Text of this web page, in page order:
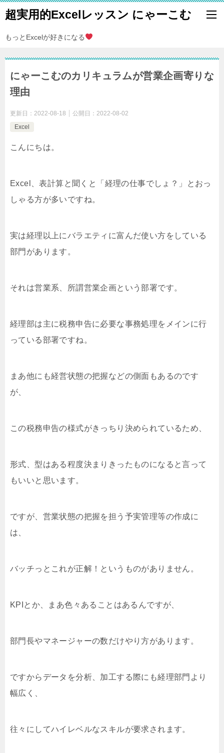
超実用的Excelレッスン にゃーこむ
もっとExcelが好きになる
にゃーこむのカリキュラムが営業企画寄りな
理由
更新日： 2022-08-18 公開日： 2022-08-02
Excel
こんにちは。
Excel、表計算と聞くと「経理の仕事でしょ？」とおっ
しゃる方が多いですね。
実は経理以上にバラエティに富んだ使い方をしている
部門があります。
それは営業系、所謂営業企画という部署です。
経理部は主に税務申告に必要な事務処理をメインに行
っている部署ですね。
まあ他にも経営状態の把握などの側面もあるのです
が、
この税務申告の様式がきっちり決められているため、
形式、型はある程度決まりきったものになると言って
もいいと思います。
ですが、営業状態の把握を担う予実管理等の作成に
は、
バッチっとこれが正解！というものがありません。
KPIとか、まあ色々あることはあるんですが、
部門長やマネージャーの数だけやり方があります。
ですからデータを分析、加工する際にも経理部門より
幅広く、
往々にしてハイレベルなスキルが要求されます。